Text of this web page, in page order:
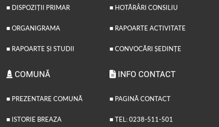
■ DISPOZIȚII PRIMAR
■ ORGANIGRAMA
■ RAPOARTE ȘI STUDII
■ HOTĂRÂRI CONSILIU
■ RAPOARTE ACTIVITATE
■ CONVOCĂRI ȘEDINȚE
COMUNĂ
■ PREZENTARE COMUNĂ
■ ISTORIE BREAZA
INFO CONTACT
■ PAGINĂ CONTACT
■ TEL: 0238-511-501